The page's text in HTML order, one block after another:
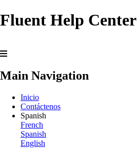
Fluent Help Center
Main Navigation
Inicio
Contáctenos
Spanish
French
Spanish
English